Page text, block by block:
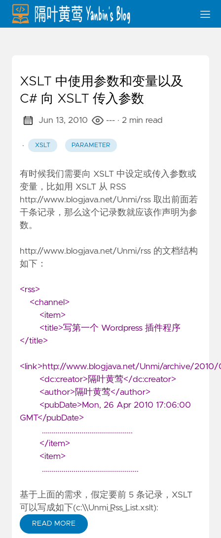
XSLT 中使用参数和变量以及
C# 向 XSLT 传入参数
Jun 13, 2010 --- · 2 min read
· XSLT PARAMETER
有时候我们需要向 XSLT 中设定或传入参数或
变量，比如用 XSLT 从 RSS
http://www.blogjava.net/Unmi/rss 取出前面若
干条记录，那么这个记录数就应该作声明为参
数。
http://www.blogjava.net/Unmi/rss 的文档结构
如下：
<rss>
<channel>
<item>
<title>写第一个 Wordpress 插件程序
</title>
<link>http://www.blogjava.net/Unmi/archive/
<dc:creator>隔叶黄莺</dc:creator>
<author>隔叶黄莺</author>
<pubDate>Mon, 26 Apr 2010 17:06:00
GMT</pubDate>
..............................................
</item>
<item>
.................................................
基于上面的需求，假定要前 5 条记录，XSLT
可以写成如下(c:\\Unmi_Rss_List.xslt):
READ MORE